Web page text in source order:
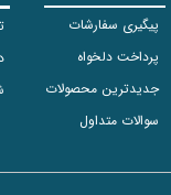
پیگیری سفارشات
پرداخت دلخواه
جدیدترین محصولات
سوالات متداول